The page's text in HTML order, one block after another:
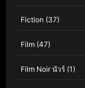
Fiction (37)
Film (47)
Film Noir นัวร์ (1)